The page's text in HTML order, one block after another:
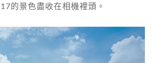
的景色盡收在相機裡頭。